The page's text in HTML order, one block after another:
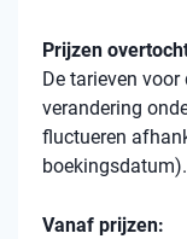
Prijzen
De tarieven
verandering
fluctueren
boekingsdatum).
Vanaf prijzen: